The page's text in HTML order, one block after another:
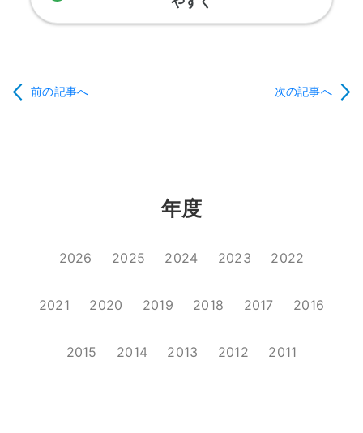
前の記事へ 次の記事へ
年度
2026 2025 2024 2023 2022
2021 2020 2019 2018 2017 2016
2015 2014 2013 2012 2011